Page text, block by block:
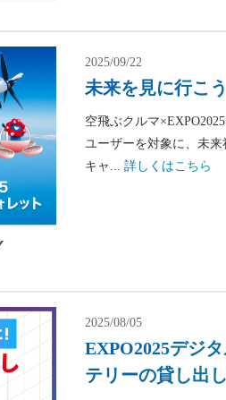
2025/09/22
未来を見に行こ
空飛ぶクルマ
ユーザーを対象に、未
キャ... 詳しくはこちら
2025/08/05
EXPO2025デジ
テリーの貸し出